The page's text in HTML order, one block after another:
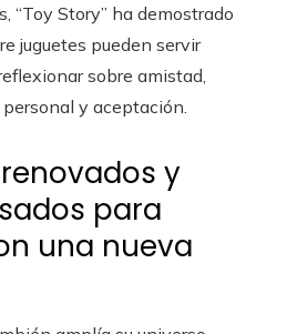
“Toy Story” ha demostrado
juguetes pueden servir
sobre amistad,
y aceptación.
y
para
una nueva